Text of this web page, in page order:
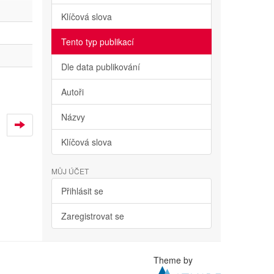
Klíčová slova
Tento typ publikací
Dle data publikování
Autoři
Názvy
Klíčová slova
MŮJ ÚČET
Přihlásit se
Zaregistrovat se
Theme by